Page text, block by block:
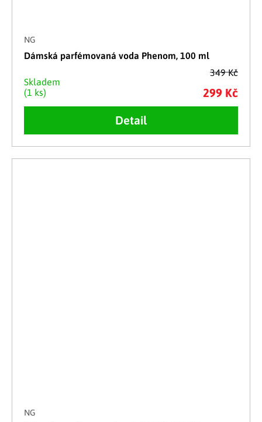
349 Kč
NG
Dámská parfémovaná voda Phenom, 100 ml
Skladem
(1 ks)
299 Kč
Detail
NG